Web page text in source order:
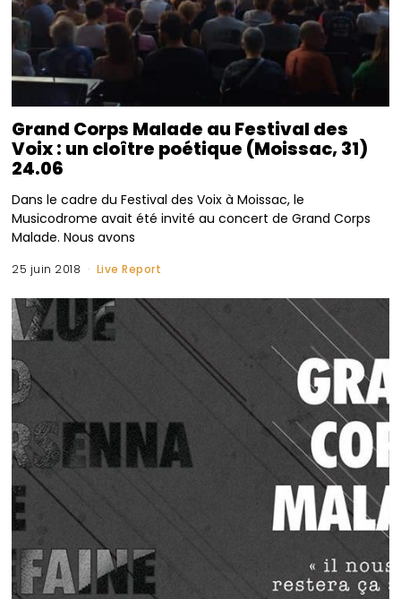
Grand Corps Malade au Festival des
Voix : un cloître poétique (Moissac, 31)
24.06
Dans le cadre du Festival des Voix à Moissac, le
Musicodrome avait été invité au concert de Grand Corps
Malade. Nous avons
25 juin 2018 Live Report